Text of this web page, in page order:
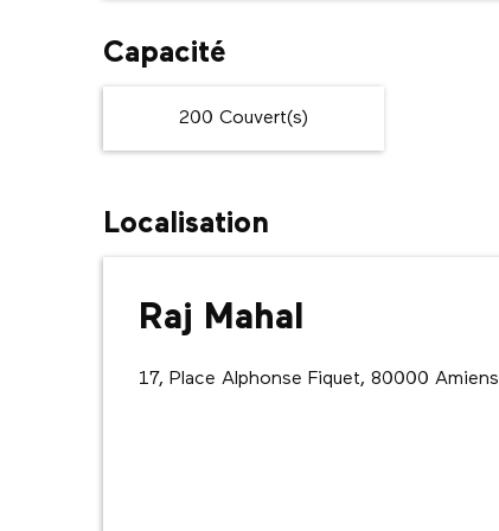
Capacité
200 Couvert(s)
Localisation
Raj Mahal
17, Place Alphonse Fiquet, 80000 Amiens